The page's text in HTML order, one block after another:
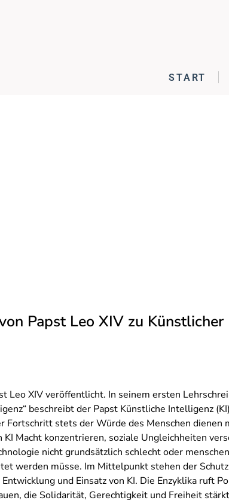
START
Papst Leo XIV zu
Leo XIV veröffentlicht. In seinem ersten
beschreibt der Papst Künstliche Intelligenz
stets der Würde des Menschen dienen
Macht konzentrieren, soziale Ungleichheiten
nicht grundsätzlich schlecht oder
werden müsse. Im Mittelpunkt stehen der
und Einsatz von KI. Die Enzyklika ruft
die Solidarität, Gerechtigkeit und Freiheit